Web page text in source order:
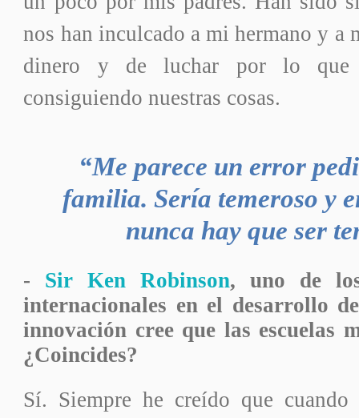
nos han inculcado a mi hermano y a
dinero y de luchar por lo
consiguiendo nuestras cosas.
“Me parece un error
familia. Sería temeroso y
nunca hay que ser
- Sir Ken Robinson, uno de
internacionales en el desarrollo
innovación cree que las escuelas
¿Coincides?
Sí. Siempre he creído que